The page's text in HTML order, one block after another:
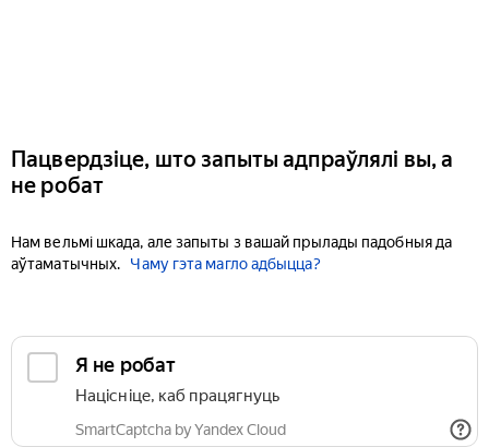
Пацвердзіце, што запыты адпраўлялі вы, а
не робат
Нам вельмі шкада, але запыты з вашай прылады падобныя да
аўтаматычных.
Чаму гэта магло адбыцца?
Я не робат
Націсніце, каб працягнуць
SmartCaptcha by Yandex Cloud